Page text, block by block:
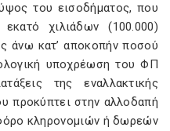
του εισοδήματος, που
χιλιάδων (100.000)
άνω κατ’ αποκοπήν ποσού
υποχρέωση του ΦΠ
της εναλλακτικής
προκύπτει στην αλλοδαπή
κληρονομιών ή δωρεών